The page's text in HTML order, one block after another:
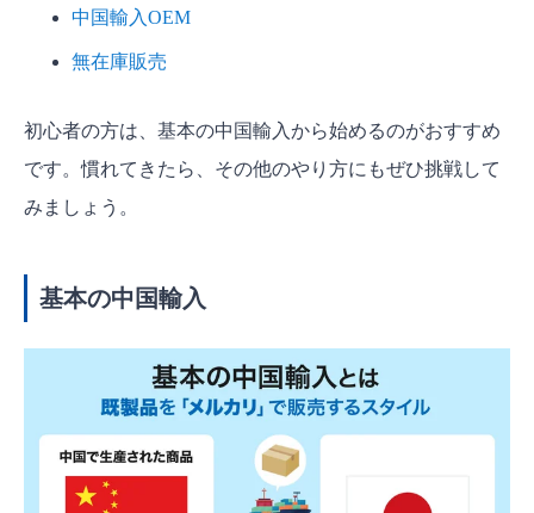
中国輸入OEM
無在庫販売
初心者の方は、基本の中国輸入から始めるのがおすすめ
です。慣れてきたら、その他のやり方にもぜひ挑戦して
みましょう。
基本の中国輸入